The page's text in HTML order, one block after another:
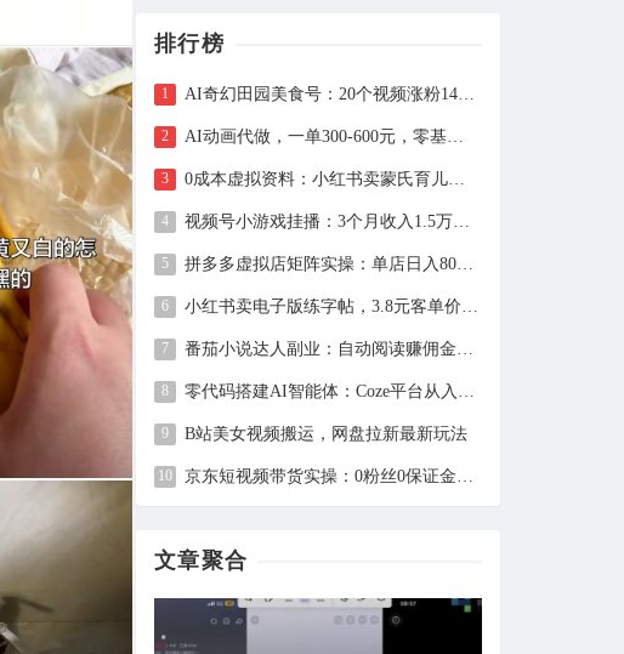
排行榜
B站美女视频搬运，网盘拉新最新玩法
文章聚合